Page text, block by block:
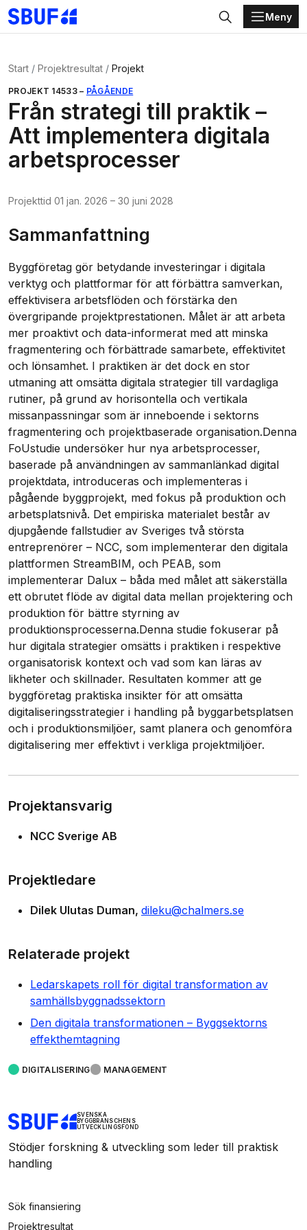
Gå direkt till huvudinnehållet
Sök
Meny
Start Projektresultat Projekt
PROJEKT 14533 – PÅGÅENDE
Från strategi till praktik –
Att implementera digitala
arbetsprocesser
Projekttid 01 jan. 2026 – 30 juni 2028
Sammanfattning
Byggföretag gör betydande investeringar i digitala
verktyg och plattformar för att förbättra samverkan,
effektivisera arbetsflöden och förstärka den
övergripande projektprestationen. Målet är att arbeta
mer proaktivt och data-informerat med att minska
fragmentering och förbättrade samarbete, effektivitet
och lönsamhet. I praktiken är det dock en stor
utmaning att omsätta digitala strategier till vardagliga
rutiner, på grund av horisontella och vertikala
missanpassningar som är inneboende i sektorns
fragmentering och projektbaserade organisation.Denna
FoUstudie undersöker hur nya arbetsprocesser,
baserade på användningen av sammanlänkad digital
projektdata, introduceras och implementeras i
pågående byggprojekt, med fokus på produktion och
arbetsplatsnivå. Det empiriska materialet består av
djupgående fallstudier av Sveriges två största
entreprenörer – NCC, som implementerar den digitala
plattformen StreamBIM, och PEAB, som
implementerar Dalux – båda med målet att säkerställa
ett obrutet flöde av digital data mellan projektering och
produktion för bättre styrning av
produktionsprocesserna.Denna studie fokuserar på
hur digitala strategier omsätts i praktiken i respektive
organisatorisk kontext och vad som kan läras av
likheter och skillnader. Resultaten kommer att ge
byggföretag praktiska insikter för att omsätta
digitaliseringsstrategier i handling på byggarbetsplatsen
och i produktionsmiljöer, samt planera och genomföra
digitalisering mer effektivt i verkliga projektmiljöer.
Projektansvarig
NCC Sverige AB
Projektledare
Dilek Ulutas Duman dileku@chalmers.se
Relaterade projekt
Ledarskapets roll för digital transformation av
samhällsbyggnadssektorn
Den digitala transformationen – Byggsektorns
effekthemtagning
DIGITALISERING MANAGEMENT
SVENSKA
BYGGBRANSCHENS
UTVECKLINGSFOND
Stödjer forskning & utveckling som leder till praktisk
handling
Sök finansiering
Projektresultat